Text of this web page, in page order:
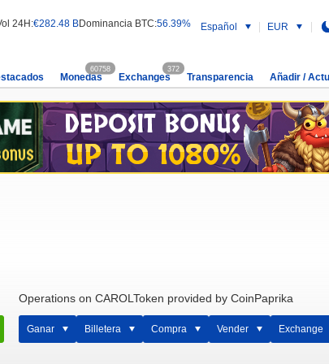
24H:€282.48 BDominancia BTC:56.39% Español EUR
Monedas
60758
Exchanges
372
Transparencia Añadir /
Operations on CAROLToken provided by CoinPaprika
Ganar Billetera Compra Vender Exchange